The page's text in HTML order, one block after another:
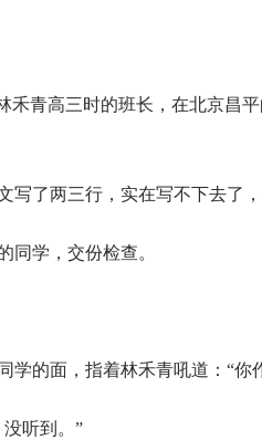
禾青高三时的班长，在北京昌
写了两三行，实在写不下去了，
同学，交份检查。
学的面，指着林禾青吼道：“你
听到。”